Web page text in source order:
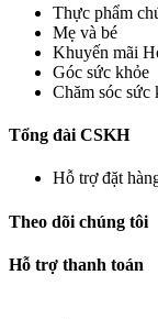
Thực phẩm
Mẹ và bé
Khuyến mãi
Góc sức khỏe
Chăm sóc sức
Tổng đài CSKH
Hỗ trợ đặt
Theo dõi chúng tôi
Hỗ trợ thanh toán